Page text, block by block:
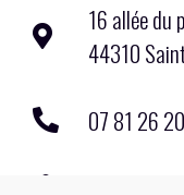
16 allée du
44310
07 81 26